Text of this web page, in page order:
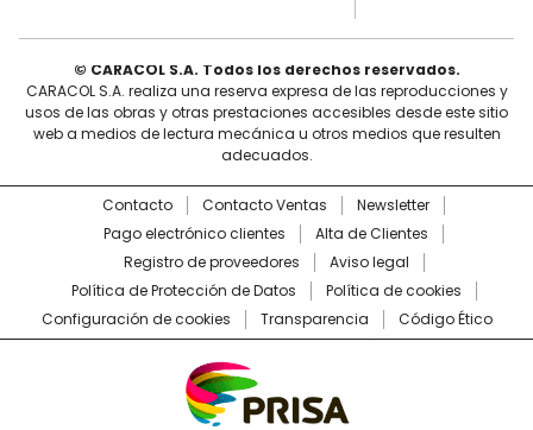
© CARACOL S.A. Todos los derechos reservados.
CARACOL S.A. realiza una reserva expresa de las reproducciones y
usos de las obras y otras prestaciones accesibles desde este sitio
web a medios de lectura mecánica u otros medios que resulten
adecuados.
Contacto Contacto Ventas
Newsletter
Pago electrónico clientes
Alta de Clientes
Registro de proveedores
Aviso legal
Política de Protección de Datos
Política de cookies
Configuración de cookies
Transparencia Código Ético